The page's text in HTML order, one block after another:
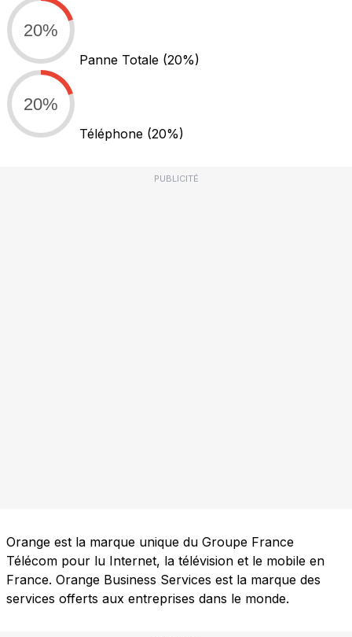
20%
Panne Totale (20%)
20%
Téléphone (20%)
PUBLICITÉ
Orange est la marque unique du Groupe France
Télécom pour lu Internet, la télévision et le mobile en
France. Orange Business Services est la marque des
services offerts aux entreprises dans le monde.